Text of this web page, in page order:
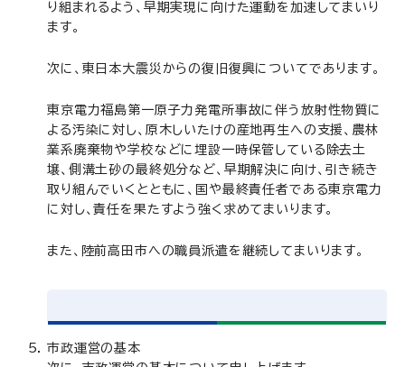
り組まれるよう、早期実現に向けた運動を加速してまいり
ます。
次に、東日本大震災からの復旧復興についてであります。
東京電力福島第一原子力発電所事故に伴う放射性物質に
よる汚染に対し、原木しいたけの産地再生への支援、農林
業系廃棄物や学校などに埋設一時保管している除去土
壌、側溝土砂の最終処分など、早期解決に向け、引き続き
取り組んでいくとともに、国や最終責任者である東京電力
に対し、責任を果たすよう強く求めてまいります。
また、陸前高田市への職員派遣を継続してまいります。
市政運営の基本